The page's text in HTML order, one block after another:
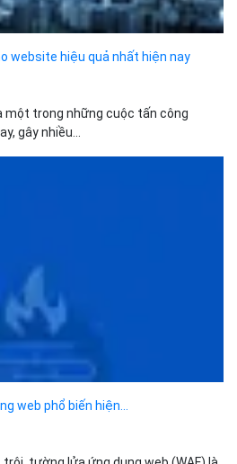
tường lửa ứng dụng web (WAF) là